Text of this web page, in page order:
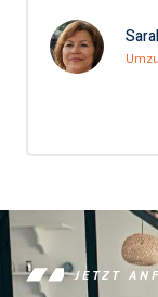
JETZT